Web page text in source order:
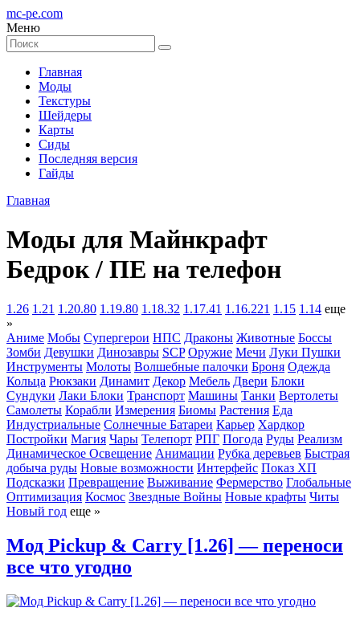
mc-pe.com
Меню
Главная
Моды
Текстуры
Шейдеры
Карты
Сиды
Последняя версия
Гайды
Главная
Моды для Майнкрафт
Бедрок / ПЕ на телефон
1.26 1.21 1.20.80 1.19.80 1.18.32 1.17.41 1.16.221 1.15 1.14 еще
»
Аниме Мобы Супергерои НПС Драконы Животные Боссы
Зомби Девушки Динозавры SCP Оружие Мечи Луки Пушки
Инструменты Молоты Волшебные палочки Броня Одежда
Кольца Рюкзаки Динамит Декор Мебель Двери Блоки
Сундуки Лаки Блоки Транспорт Машины Танки Вертолеты
Самолеты Корабли Измерения Биомы Растения Еда
Индустриальные Солнечные Батареи Карьер Хардкор
Постройки Магия Чары Телепорт РПГ Погода Руды Реализм
Динамическое Освещение Анимации Рубка деревьев Быстрая
добыча руды Новые возможности Интерфейс Показ ХП
Подсказки Превращение Выживание Фермерство Глобальные
Оптимизация Космос Звездные Войны Новые крафты Читы
Новый год еще »
Мод Pickup & Carry [1.26] — переноси
все что угодно